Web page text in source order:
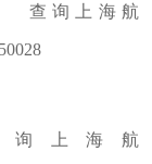
上海航
上海航